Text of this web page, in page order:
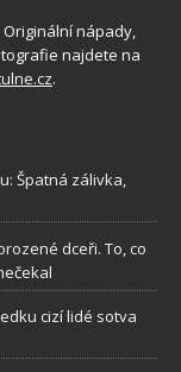
nápady,
najdete na
.
Špatná zálivka,
dceři. To, co
cizí lidé sotva